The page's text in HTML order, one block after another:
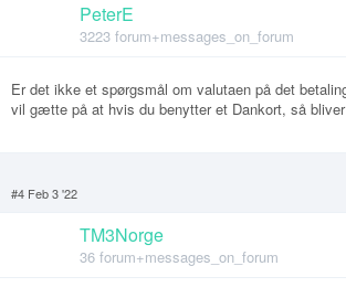
PeterE
3223 forum+messages_on_forum
Er det ikke et spørgsmål om valutaen på det
vil gætte på at hvis du benytter et Dankort, så
#4 Feb 3 '22
TM3Norge
36 forum+messages_on_forum